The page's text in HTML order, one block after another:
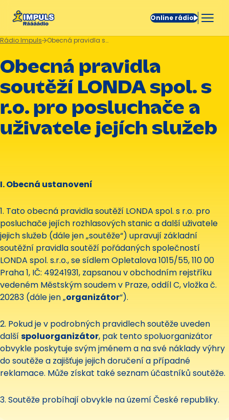
Online rádio
Rádio Impuls Obecná pravidla soutěží LONDA spol. s r.o. pro posluchače a uživatele jejích služeb
Obecná pravidla
soutěží LONDA spol. s
r.o. pro posluchače a
uživatele jejích služeb
I. Obecná ustanovení
1. Tato obecná pravidla soutěží LONDA spol. s r.o. pro
posluchače jejích rozhlasových stanic a další uživatele
jejich služeb (dále jen „soutěže“) upravují základní
soutěžní pravidla soutěží pořádaných společností
LONDA spol. s.r.o., se sídlem Opletalova 1015/55, 110 00
Praha 1, IČ: 49241931, zapsanou v obchodním rejstříku
vedeném Městským soudem v Praze, oddíl C, vložka č.
20283 (dále jen „organizátor“).
2. Pokud je v podrobných pravidlech soutěže uveden
dalšíspoluorganizátor, pak tento spoluorganizátor
obvykle poskytuje svým jménem a na své náklady výhry
do soutěže a zajišťuje jejich doručení a případné
reklamace. Může získat také seznam účastníků soutěže.
3. Soutěže probíhají obvykle na území České republiky.